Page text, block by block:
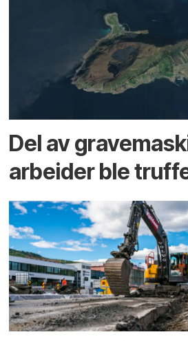
Del av
arbeider ble